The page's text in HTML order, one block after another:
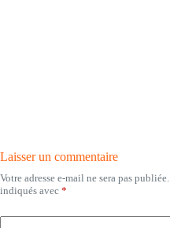
Laisser un commentaire
Votre adresse e-mail ne sera pas publiée.
indiqués avec *